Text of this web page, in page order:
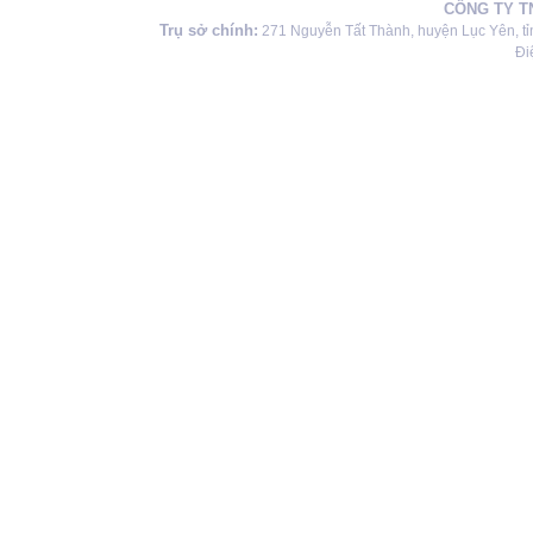
CÔNG TY
Trụ sở chính: 271 Nguyễn Tất Thành, huyện Lục Yên,